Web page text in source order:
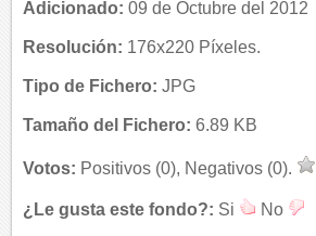
Adicionado: 09 de Octubre del 2012
Resolución: 176x220 Píxeles.
Tipo de Fichero: JPG
Tamaño del Fichero: 6.89 KB
Votos: Positivos (0), Negativos (0).
¿Le gusta este fondo?: Si No